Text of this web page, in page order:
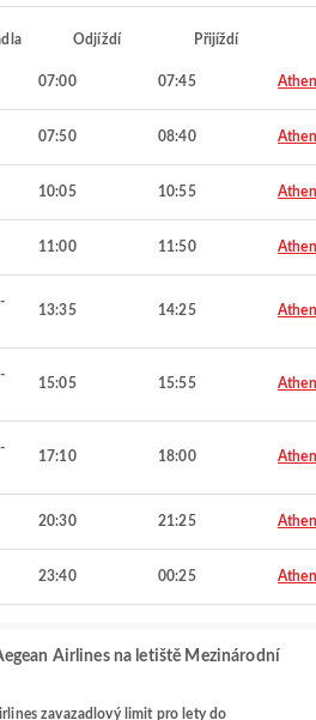
Odjíždí Přijíždí
07:00 07:45
07:50 08:40
10:05 10:55
11:00 11:50
13:35 14:25
15:05 15:55
17:10 18:00
20:30 21:25
23:40 00:25
Airlines na letiště Mezinárodní
zavazadlový limit pro lety do